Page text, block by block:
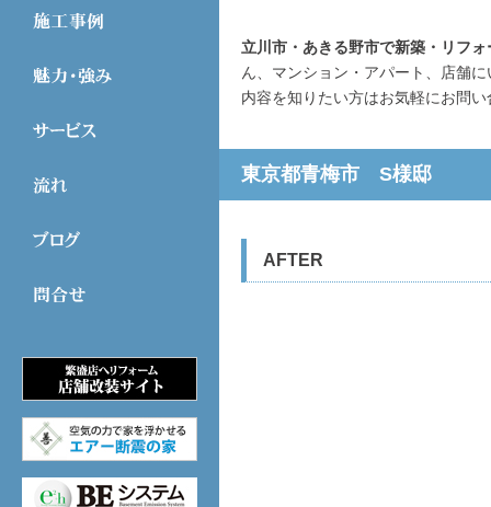
立川市・あきる野市で新築・リフ
ん、マンション・アパート、店舗
内容を知りたい方はお気軽にお問
東京都青梅市 S様邸
AFTER